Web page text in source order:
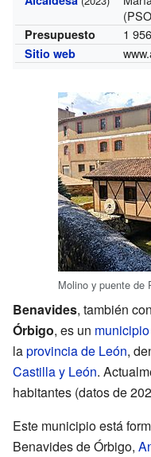
Presupuesto 1
Sitio web
Molino y puente de
Benavides, también
Órbigo, es un municipio
laprovincia de León,
Castilla y León.
habitantes (datos de
Este municipio está
Benavides de Órbigo,